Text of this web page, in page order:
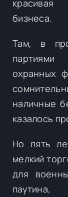
бизнеса.
Там, в
охранных
наличные
казалось
Но пять
мелкий
для